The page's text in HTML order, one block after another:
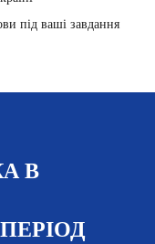
під ваші завдання
В